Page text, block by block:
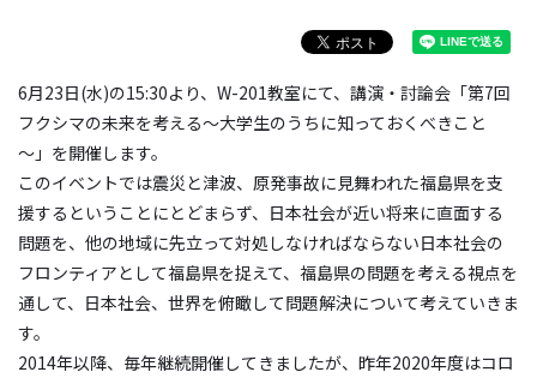
6月23日(水)の15:30より、W-201教室にて、講演・討論会「第7回
フクシマの未来を考える～大学生のうちに知っておくべきこと
～」を開催します。
このイベントでは震災と津波、原発事故に見舞われた福島県を支
援するということにとどまらず、日本社会が近い将来に直面する
問題を、他の地域に先立って対処しなければならない日本社会の
フロンティアとして福島県を捉えて、福島県の問題を考える視点を
通して、日本社会、世界を俯瞰して問題解決について考えていきま
す。
2014年以降、毎年継続開催してきましたが、昨年2020年度はコロ